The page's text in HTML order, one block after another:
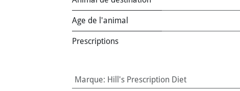
Age de l'animal
Prescriptions
Marque: Hill's Prescription Diet